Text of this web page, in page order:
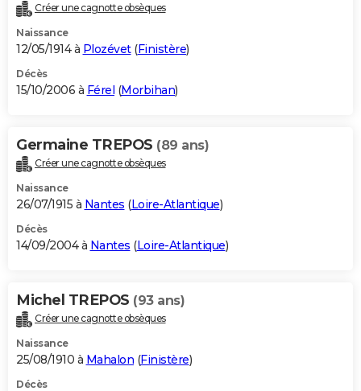
Créer une cagnotte obsèques
Naissance
12/05/1914 à Plozévet(Finistère)
Décès
15/10/2006 à Férel (Morbihan)
Germaine TREPOS (89 ans)
Créer une cagnotte obsèques
Naissance
26/07/1915 à Nantes (Loire-Atlantique)
Décès
14/09/2004 à Nantes (Loire-Atlantique)
Michel TREPOS (93 ans)
Créer une cagnotte obsèques
Naissance
25/08/1910 à Mahalon (Finistère)
Décès